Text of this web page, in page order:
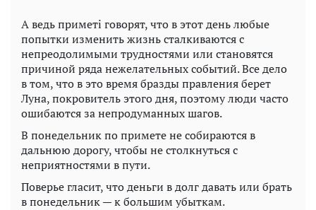
А ведь приметі говорят, что в этот день любые
попытки изменить жизнь сталкиваются с
непреодолимыми трудностями или становятся
причиной ряда нежелательных событий. Все дело
в том, что в это время бразды правления берет
Луна, покровитель этого дня, поэтому люди часто
ошибаются за непродуманных шагов.
В понедельник по примете не собираются в
дальнюю дорогу, чтобы не столкнуться с
неприятностями в пути.
Поверье гласит, что деньги в долг давать или брать
в понедельник — к большим убыткам.